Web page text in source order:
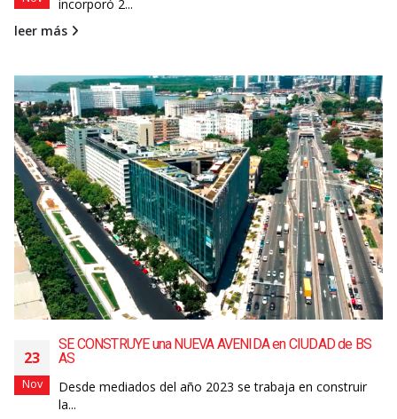
incorporó 2...
leer más
23
Nov
SE CONSTRUYE una NUEVA AVENIDA en CIUDAD de BS
AS
Desde mediados del año 2023 se trabaja en construir
la...